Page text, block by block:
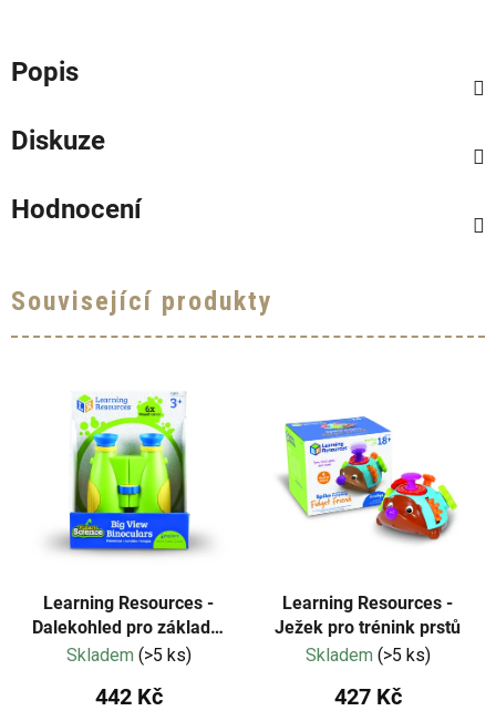
Popis
Diskuze
Hodnocení
Související produkty
Learning Resources -
Dalekohled pro základní
vědy
Skladem (>5 ks)
442 Kč
Learning Resources -
Ježek pro trénink prstů
Skladem (>5 ks)
427 Kč